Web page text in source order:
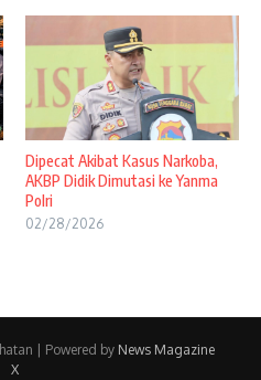
Dipecat Akibat Kasus Narkoba,
AKBP Didik Dimutasi ke Yanma
Polri
02/28/2026
| Powered by News Magazine
X